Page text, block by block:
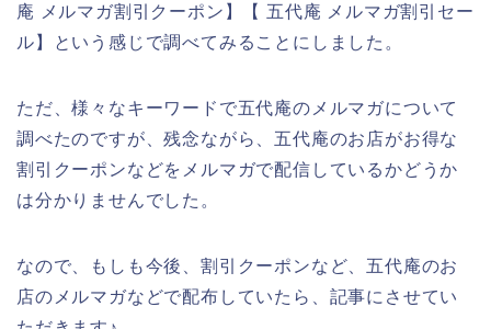
庵 メルマガ割引クーポン】【 五代庵 メルマガ割引セー
ル】という感じで調べてみることにしました。
ただ、様々なキーワードで五代庵のメルマガについて
調べたのですが、残念ながら、五代庵のお店がお得な
割引クーポンなどをメルマガで配信しているかどうか
は分かりませんでした。
なので、もしも今後、割引クーポンなど、五代庵のお
店のメルマガなどで配布していたら、記事にさせてい